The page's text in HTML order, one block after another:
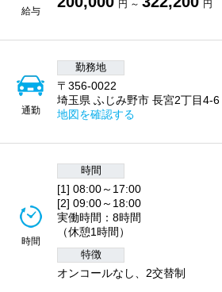
給与
円 ～ 円
通勤
勤務地
〒356-0022
埼玉県 ふじみ野市 長宮2丁目4-6
地図を確認する
時間
時間
[1] 08:00～17:00
[2] 09:00～18:00
実働時間：8時間
（休憩1時間）
特徴
オンコールなし、2交替制